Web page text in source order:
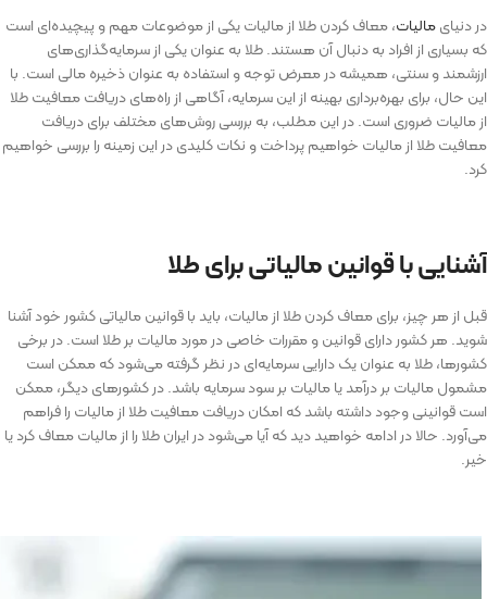
در دنیایمالیات، معاف کردن طلا از مالیات یکی از موضوعات مهم و پیچیده‌ای است
که بسیاری از افراد به دنبال آن هستند. طلا به عنوان یکی از سرمایه‌گذاری‌های
ارزشمند و سنتی، همیشه در معرض توجه و استفاده به عنوان ذخیره مالی است. با
این حال، برای بهره‌برداری بهینه از این سرمایه، آگاهی از راه‌های دریافت معافیت طلا
از مالیات ضروری است. در این مطلب، به بررسی روش‌های مختلف برای دریافت
معافیت طلا از مالیات خواهیم پرداخت و نکات کلیدی در این زمینه را بررسی خواهیم
کرد.
آشنایی با قوانین مالیاتی برای طلا
قبل از هر چیز، برای معاف کردن طلا از مالیات، باید با قوانین مالیاتی کشور خود آشنا
شوید. هر کشور دارای قوانین و مقررات خاصی در مورد مالیات بر طلا است. در برخی
کشورها، طلا به عنوان یک دارایی سرمایه‌ای در نظر گرفته می‌شود که ممکن است
مشمول مالیات بر درآمد یا مالیات بر سود سرمایه باشد. در کشورهای دیگر، ممکن
است قوانینی وجود داشته باشد که امکان دریافت معافیت طلا از مالیات را فراهم
می‌آورد. حالا در ادامه خواهید دید که آیا می­‌شود در ایران طلا را از مالیات معاف کرد یا
خیر.